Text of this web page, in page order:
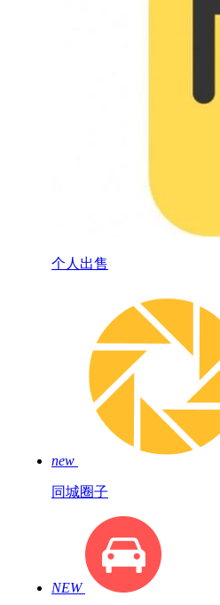
个人出售
new
同城圈子
NEW